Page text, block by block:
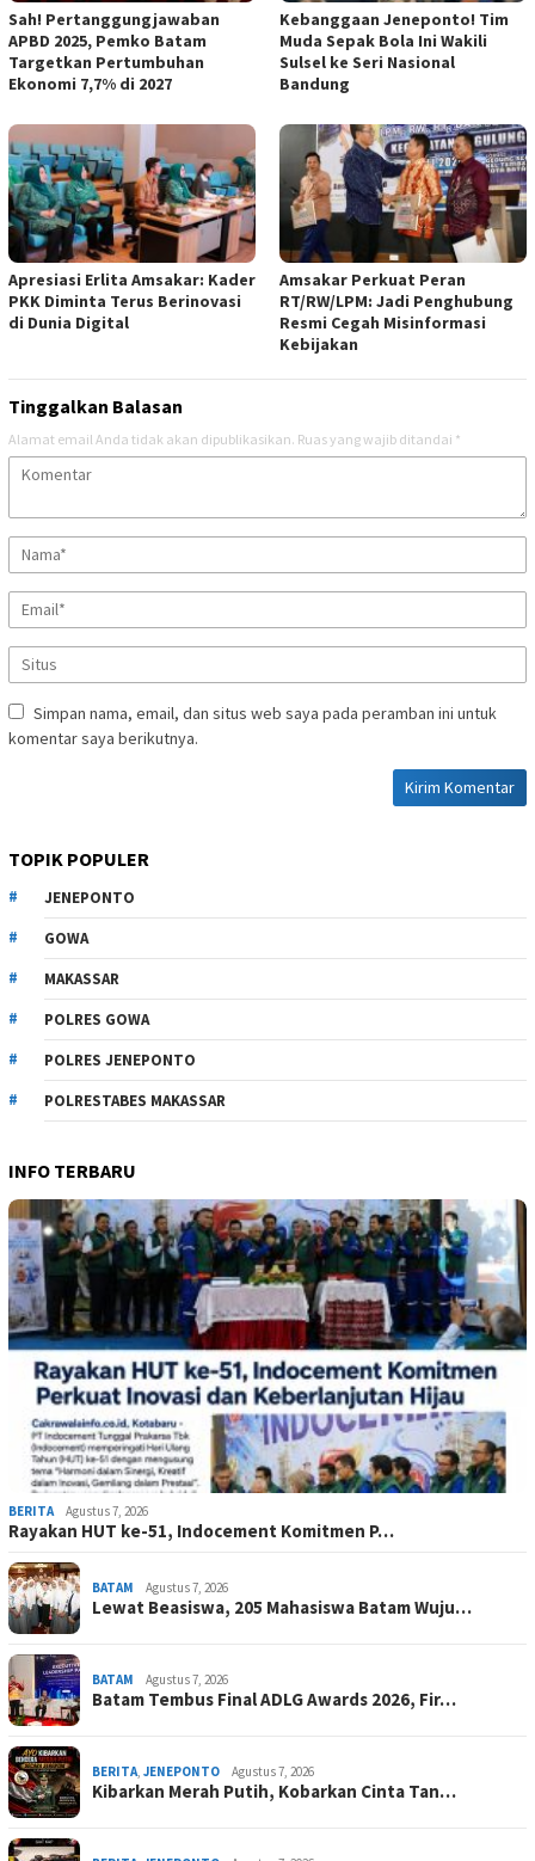
Sah! Pertanggungjawaban
APBD 2025, Pemko Batam
Targetkan Pertumbuhan
Ekonomi 7,7% di 2027
Kebanggaan Jeneponto! Tim
Muda Sepak Bola Ini Wakili
Sulsel ke Seri Nasional
Bandung
Apresiasi Erlita Amsakar: Kader
PKK Diminta Terus Berinovasi
di Dunia Digital
Amsakar Perkuat Peran
RT/RW/LPM: Jadi Penghubung
Resmi Cegah Misinformasi
Kebijakan
Tinggalkan Balasan
Alamat email Anda tidak akan dipublikasikan. Ruas yang wajib ditandai *
Simpan nama, email, dan situs web saya pada peramban ini untuk
komentar saya berikutnya.
TOPIK POPULER
JENEPONTO
GOWA
MAKASSAR
POLRES GOWA
POLRES JENEPONTO
POLRESTABES MAKASSAR
INFO TERBARU
BERITA Agustus 7, 2026
Rayakan HUT ke-51, Indocement Komitmen P…
BATAM Agustus 7, 2026
Lewat Beasiswa, 205 Mahasiswa Batam Wuju…
BATAM Agustus 7, 2026
Batam Tembus Final ADLG Awards 2026, Fir…
BERITA JENEPONTO Agustus 7, 2026
Kibarkan Merah Putih, Kobarkan Cinta Tan…